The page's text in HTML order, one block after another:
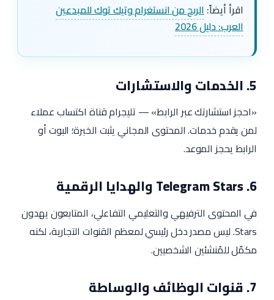
اقرأ أيضاً:الربح من انستغرام وتيك توك للمبدعين
العرب: دليل 2026
5. الخدمات والاستشارات
«احجز استشارتك عبر الرابط» — تليجرام قناة اكتساب عملاء
لمن يقدم خدمات. المحتوى المجاني يثبت الخبرة؛ البوت أو
الرابط يحجز الموعد.
6. Telegram Stars والهدايا الرقمية
في المحتوى الترفيهي والتعليمي التفاعلي، المتابعون يهدون
Stars. ليس مصدر دخل رئيسي لمعظم القنوات التجارية، لكنه
مكمّل للمُنشئين الشخصيين.
7. قنوات الوظائف والوساطة